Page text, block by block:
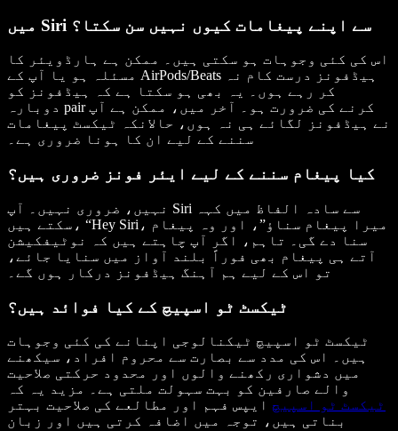
میں Siri سے اپنے پیغامات کیوں نہیں سن سکتا؟
اس کی کئی وجوہات ہو سکتی ہیں۔ ممکن ہے ہارڈویئر کا
مسئلہ ہو یا آپ کے AirPods/Beats ہیڈفونز درست کام نہ
کر رہے ہوں۔ یہ بھی ہو سکتا ہے کہ ہیڈفونز کو
دوبارہ pair کرنے کی ضرورت ہو۔ آخر میں، ممکن ہے آپ
نے ہیڈفونز لگائے ہی نہ ہوں، حالانکہ ٹیکسٹ پیغامات
سننے کے لیے ان کا ہونا ضروری ہے۔
کیا پیغام سننے کے لیے ایئر فونز ضروری ہیں؟
نہیں، ضروری نہیں۔ آپ Siri سے سادہ الفاظ میں کہہ
سکتے ہیں، “Hey Siri، میرا پیغام سناؤ”، اور وہ پیغام
سنا دے گی۔ تاہم، اگر آپ چاہتے ہیں کہ نوٹیفکیشن
آتے ہی پیغام بھی فوراً بلند آواز میں سنایا جائے،
تو اس کے لیے ہم آہنگ ہیڈفونز درکار ہوں گے۔
ٹیکسٹ ٹو اسپیچ کے کیا فوائد ہیں؟
ٹیکسٹ ٹو اسپیچ ٹیکنالوجی اپنانے کی کئی وجوہات
ہیں۔ اس کی مدد سے بصارت سے محروم افراد، سیکھنے
میں دشواری رکھنے والوں اور محدود حرکتی صلاحیت
والے صارفین کو بہت سہولت ملتی ہے۔ مزید یہ کہ
ٹیکسٹ ٹو اسپیچ ایپس فہم اور مطالعے کی صلاحیت بہتر
بناتی ہیں، توجہ میں اضافہ کرتی ہیں اور زبان